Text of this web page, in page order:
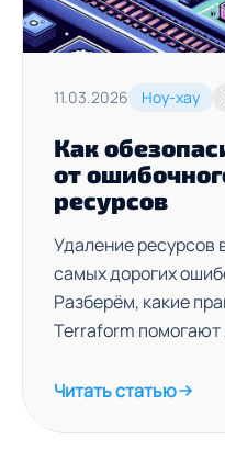
11.03.2026 Ноу-хау
Как
от
ресурсов
Удаление ресурсов
самых дорогих
Разберём, какие
Terraform помогают
Читать статью